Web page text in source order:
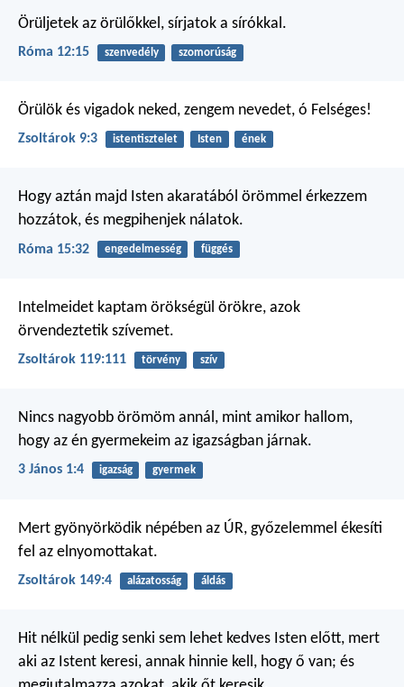
Örüljetek az örülőkkel, sírjatok a sírókkal.
Róma 12:15 szenvedély szomorúság
Örülök és vigadok neked, zengem nevedet, ó Felséges!
Zsoltárok 9:3 istentisztelet Isten ének
Hogy aztán majd Isten akaratából örömmel érkezzem
hozzátok, és megpihenjek nálatok.
Róma 15:32 engedelmesség függés
Intelmeidet kaptam örökségül örökre, azok
örvendeztetik szívemet.
Zsoltárok 119:111 törvény szív
Nincs nagyobb örömöm annál, mint amikor hallom,
hogy az én gyermekeim az igazságban járnak.
3 János 1:4 igazság gyermek
Mert gyönyörködik népében az ÚR, győzelemmel ékesíti
fel az elnyomottakat.
Zsoltárok 149:4 alázatosság áldás
Hit nélkül pedig senki sem lehet kedves Isten előtt, mert
aki az Istent keresi, annak hinnie kell, hogy ő van; és